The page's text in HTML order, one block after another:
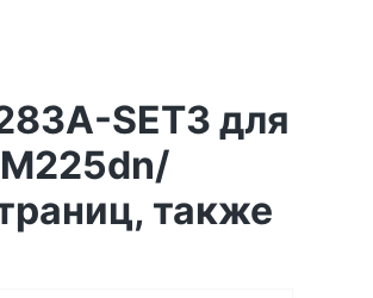
SET3 для
также